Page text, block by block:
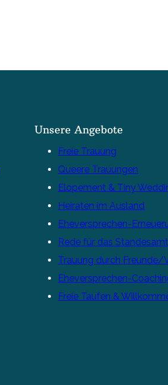
Unsere Angebote
Freie Trauung
Queere Trauungen
Elopement & Tiny
Heiraten im Ausland
Eheversprechen-
Rede für das Standesamt
Trauung durch Freunde/
Eheversprechen-
Freie Taufen &